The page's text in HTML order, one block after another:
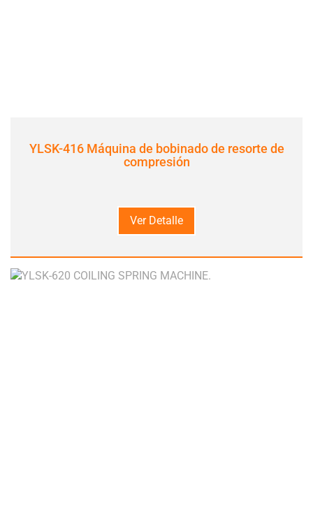
YLSK-416 Máquina de bobinado de resorte de
compresión
Ver Detalle